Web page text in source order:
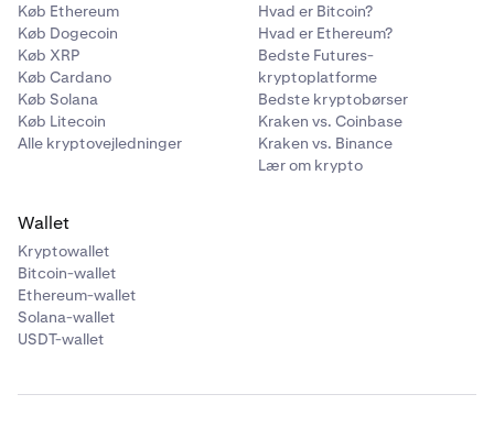
Køb Ethereum
Køb Dogecoin
Køb XRP
Køb Cardano
Køb Solana
Køb Litecoin
Alle kryptovejledninger
Hvad er Bitcoin?
Hvad er Ethereum?
Bedste Futures-
kryptoplatforme
Bedste kryptobørser
Kraken vs. Coinbase
Kraken vs. Binance
Lær om krypto
Wallet
Kryptowallet
Bitcoin-wallet
Ethereum-wallet
Solana-wallet
USDT-wallet